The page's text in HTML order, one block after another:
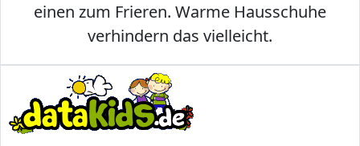
einen zum Frieren. Warme Hausschuhe
verhindern das vielleicht.